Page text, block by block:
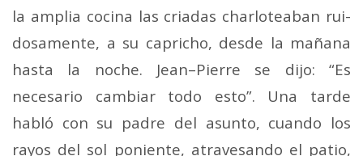
la amplia cocina las criadas charloteaban rui­
dosamente, a su capricho, desde la mañana
hasta la no­che. Jean–Pierre se dijo: “Es
necesario cambiar todo es­to”. Una tarde
habló con su padre del asunto, cuando los
rayos del sol poniente, atravesando el patio,